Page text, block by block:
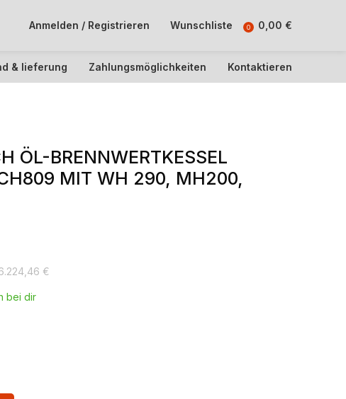
Anmelden / Registrieren Wunschliste 0 0,00 €
& lieferung Zahlungsmöglichkeiten Kontaktieren
ÖL-BRENNWERTKESSEL
MIT WH 290, MH200,
€
bei dir